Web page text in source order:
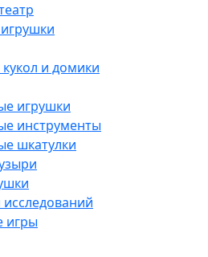
и домики
игрушки
инструменты
шкатулки
игры